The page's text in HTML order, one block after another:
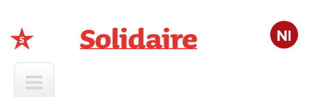
Nl
Solidaire